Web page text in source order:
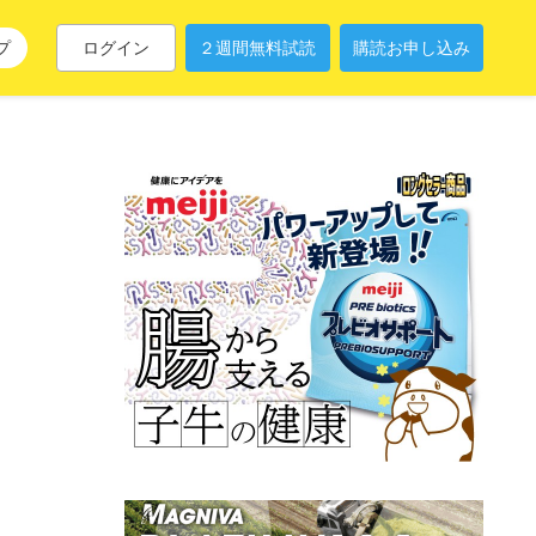
ログイン ２週間無料試読 購読お申し込み